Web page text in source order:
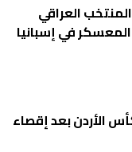
العراقي
في إسبانيا
الأردن بعد إقصاء